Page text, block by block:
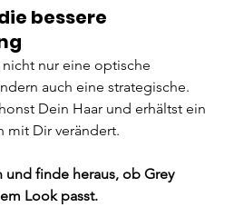
bessere
nur eine optische
auch eine strategische.
Dein Haar und erhältst ein
mit Dir verändert.
und finde heraus, ob Grey
Look passt.